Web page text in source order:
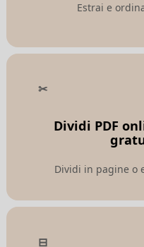
Estrai e
Dividi PDF
Dividi in pagine o